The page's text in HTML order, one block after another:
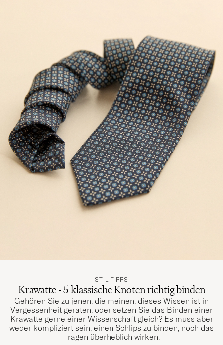
GEKAUFT AM AUF CAREOFCARL.SE
Fantastisk slips.
EDVIN L GEKAUFT AM AUF CAREOFCARL.SE
STIL-TIPPS
Krawatte - 5 klassische Knoten richtig binden
Gehören Sie zu jenen, die meinen, dieses Wissen ist in
Vergessenheit geraten, oder setzen Sie das Binden einer
Krawatte gerne einer Wissenschaft gleich? Es muss aber
weder kompliziert sein, einen Schlips zu binden, noch das
Tragen überheblich wirken.